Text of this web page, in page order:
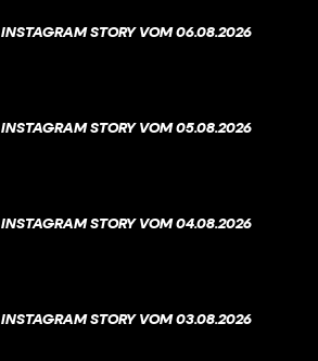
INSTAGRAM STORY VOM 06.08.2026
INSTAGRAM STORY VOM 05.08.2026
INSTAGRAM STORY VOM 04.08.2026
INSTAGRAM STORY VOM 03.08.2026